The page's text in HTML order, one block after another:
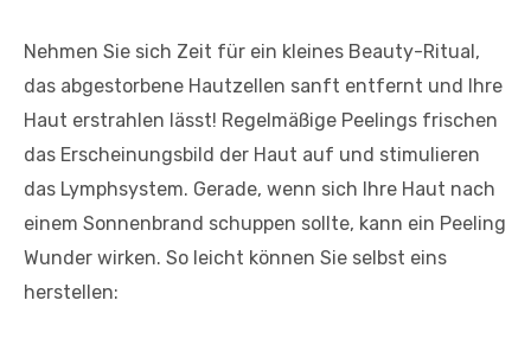
Nehmen Sie sich Zeit für ein kleines Beauty-Ritual,
das abgestorbene Hautzellen sanft entfernt und Ihre
Haut erstrahlen lässt! Regelmäßige Peelings frischen
das Erscheinungsbild der Haut auf und stimulieren
das Lymphsystem. Gerade, wenn sich Ihre Haut nach
einem Sonnenbrand schuppen sollte, kann ein Peeling
Wunder wirken. So leicht können Sie selbst eins
herstellen: